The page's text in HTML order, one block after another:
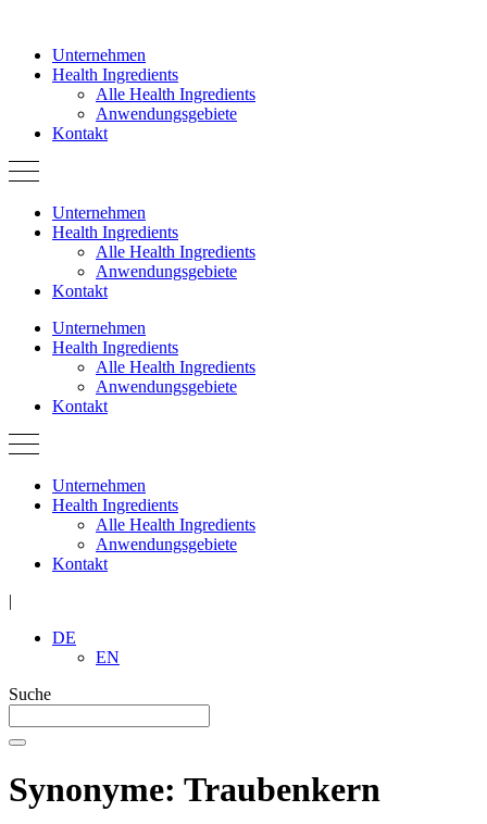
springenUnternehmen
Health Ingredients
Alle Health Ingredients
Anwendungsgebiete
Kontakt
Unternehmen
Health Ingredients
Alle Health Ingredients
Anwendungsgebiete
Kontakt
Unternehmen
Health Ingredients
Alle Health Ingredients
Anwendungsgebiete
Kontakt
Unternehmen
Health Ingredients
Alle Health Ingredients
Anwendungsgebiete
Kontakt
|
DE
EN
Suche
Synonyme: Traubenkern